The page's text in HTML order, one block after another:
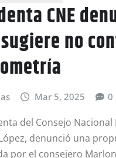
CNE
no
Mar 5, 2025 0
del Consejo Nacional
denunció una
por el consejero